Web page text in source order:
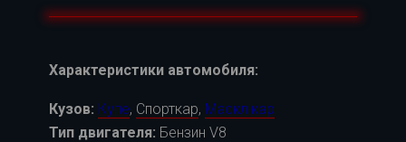
Характеристики автомобиля:
Тип двигателя: Бензин V8
Кузов: Купе, Спорткар, Маскл кар